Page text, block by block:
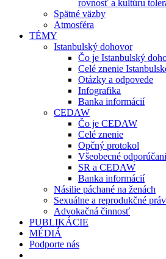
rovnosť a kultúru
Spätné väzby
Atmosféra
TÉMY
Istanbulský dohovor
Čo je Istanbulský
Celé znenie
Otázky a odpovede
Infografika
Banka informácií
CEDAW
Čo je CEDAW
Celé znenie
Opčný protokol
Všeobecné
SR a CEDAW
Banka informácií
Násilie páchané na ženách
Sexuálne a reprodukčné
Advokačná činnosť
PUBLIKÁCIE
MÉDIÁ
Podporte nás